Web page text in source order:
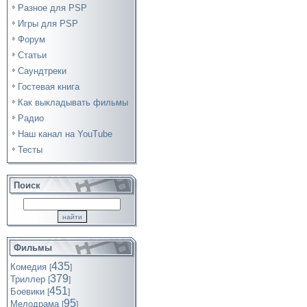
Разное для PSP
Игры для PSP
Форум
Статьи
Саундтреки
Гостевая книга
Как выкладывать фильмы
Радио
Наш канал на YouTube
Тесты
Поиск
Фильмы
Комедия [435]
Триллер [379]
Боевики [451]
Мелодрама [95]